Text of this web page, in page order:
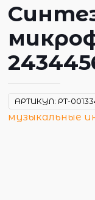
АРТИКУЛ: РТ-
музыкальные